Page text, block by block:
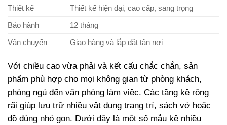
Thiết kế
Thiết kế hiện đại, cao cấp, sang trọng
Bảo hành
12 tháng
Vận chuyển
Giao hàng và lắp đặt tận nơi
Với chiều cao vừa phải và kết cấu chắc chắn, sản
phẩm phù hợp cho mọi không gian từ phòng khách,
phòng ngủ đến văn phòng làm việc. Các tầng kệ rộng
rãi giúp lưu trữ nhiều vật dụng trang trí, sách vở hoặc
đồ dùng nhỏ gọn. Dưới đây là một số mẫu kệ nhiều